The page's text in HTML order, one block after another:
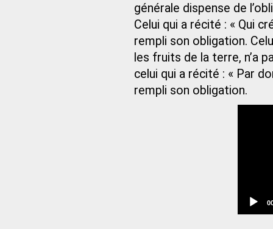
générale dispense de
Celui qui a récité : « Qui
rempli son obligation.
les fruits de la terre, n’a
celui qui a récité : « Par
rempli son obligation.